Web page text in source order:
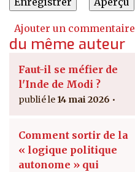
Ajouter un commentaire
du même auteur
Faut-il se méfier de
l'Inde de Modi ?
14 mai 2026
Comment sortir de la
« logique politique
autonome » qui